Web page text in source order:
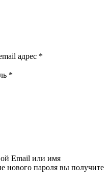
адрес *
*
Email или имя
нового пароля вы получите